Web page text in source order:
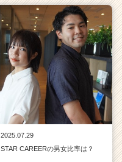
2025.07.29
STAR CAREERの男女比率は？